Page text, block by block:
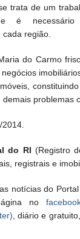
trata de um
é necessário
região.
do Carmo
problemas
do RI (Registro
registrais e
notícias do
no
, diário e